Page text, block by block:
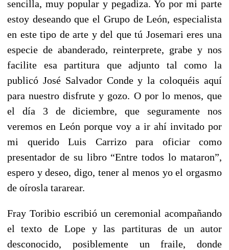
sencilla, muy popular y pegadiza. Yo por mi parte
estoy deseando que el Grupo de León, especialista
en este tipo de arte y del que tú Josemari eres una
especie de abanderado, reinterprete, grabe y nos
facilite esa partitura que adjunto tal como la
publicó José Salvador Conde y la coloquéis aquí
para nuestro disfrute y gozo. O por lo menos, que
el día 3 de diciembre, que seguramente nos
veremos en León porque voy a ir ahí invitado por
mi querido Luis Carrizo para oficiar como
presentador de su libro “Entre todos lo mataron”,
espero y deseo, digo, tener al menos yo el orgasmo
de oírosla tararear.
Fray Toribio escribió un ceremonial acompañando
el texto de Lope y las partituras de un autor
desconocido, posiblemente un fraile, donde